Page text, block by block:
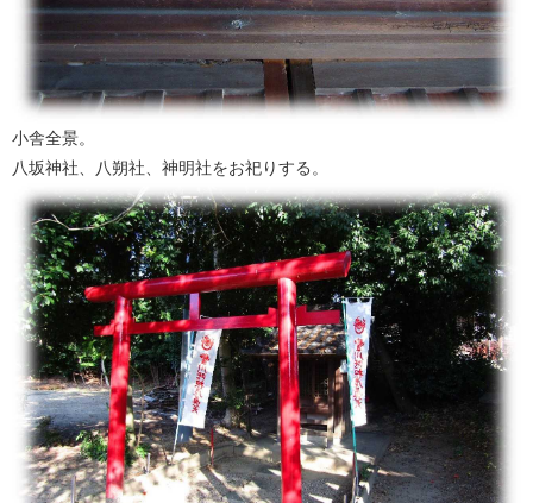
小舎全景。
八坂神社、八朔社、神明社をお祀りする。